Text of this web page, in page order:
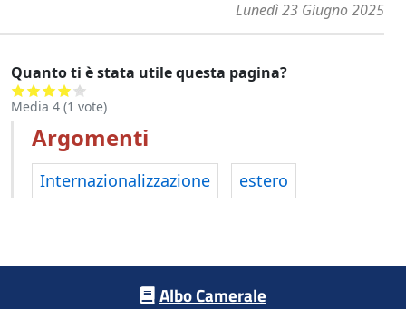
Lunedì 23 Giugno 2025
Quanto ti è stata utile questa pagina?
Media 4 (1 vote)
Argomenti
Internazionalizzazione estero
Albo Camerale